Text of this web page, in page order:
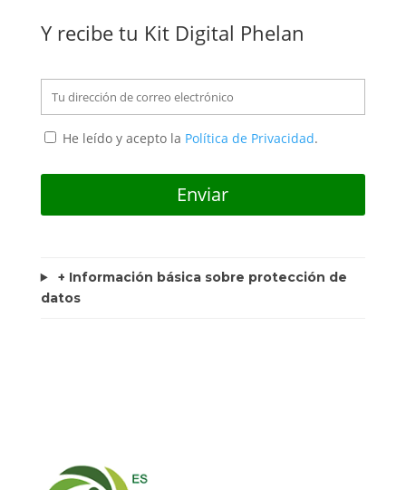
Y recibe tu Kit Digital Phelan
He leído y acepto la Política de Privacidad.
+ Información básica sobre protección de
datos